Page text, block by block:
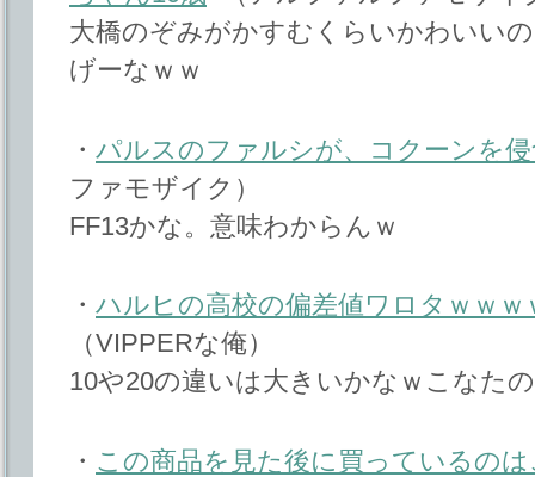
大橋のぞみがかすむくらいかわいい
げーなｗｗ
・ パルスのファルシが、コクーンを
ファモザイク）
FF13かな。意味わからんｗ
・ ハルヒの高校の偏差値ワロタｗｗｗ
（VIPPERな俺）
10や20の違いは大きいかなｗこなた
・ この商品を見た後に買っているの